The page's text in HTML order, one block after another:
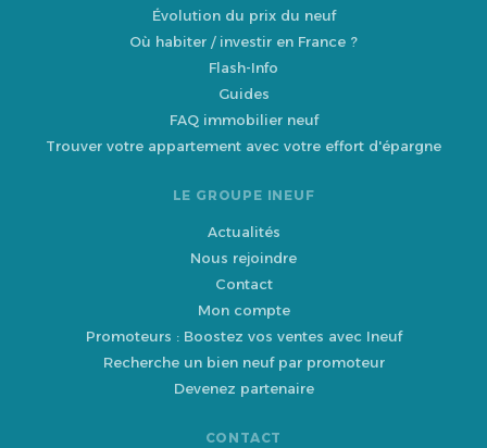
Évolution du prix du neuf
Où habiter / investir en France ?
Flash-Info
Guides
FAQ immobilier neuf
Trouver votre appartement avec votre effort d'épargne
LE GROUPE INEUF
Actualités
Nous rejoindre
Contact
Mon compte
Promoteurs : Boostez vos ventes avec Ineuf
Recherche un bien neuf par promoteur
Devenez partenaire
CONTACT